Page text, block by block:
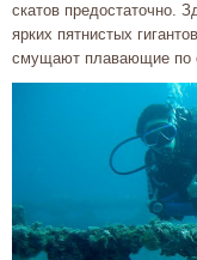
скатов предостаточно.
ярких пятнистых
смущают плавающие по